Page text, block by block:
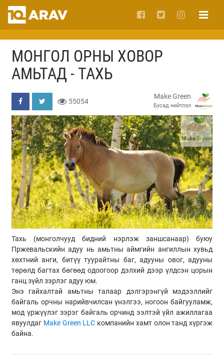
МОНГОЛ ОРНЫ ХОВОР
АМЬТАД - ТАХЬ
55054
Make Green
Бусад нийтлэл
Тахь (монголчууд бидний нэрлэж заншсанаар) буюу
Пржевальскийн адуу нь амьтны аймгийн ангиллын хувьд
хөхтний анги, битүү туурайтны баг, адууны овог, адууны
төрөлд багтах бөгөөд одоогоор дэлхий дээр үлдсэн цорын
ганц зүйл зэрлэг адуу юм.
Энэ гайхалтай амьтны талаар дэлгэрэнгүй мэдээллийг
байгаль орчны нарийвчилсан үнэлгээ, ногоон байгууламж,
мод үржүүлэг зэрэг байгаль орчинд ээлтэй үйл ажиллагаа
явуулдаг Make Green LLC компанийн хамт олон танд хүргэж
байна.